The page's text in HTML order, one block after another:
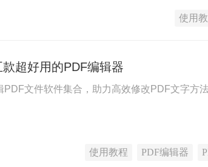
使用
超好用的PDF编辑器
文件软件集合，助力高效修改PDF文字方法
使用教程 PDF编辑器